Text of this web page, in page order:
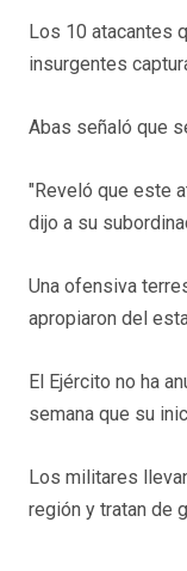
Los 10 atacantes
insurgentes
Abas señaló que
"Reveló que este
dijo a su
Una ofensiva
apropiaron del
El Ejército no ha
semana que su
Los militares
región y tratan de